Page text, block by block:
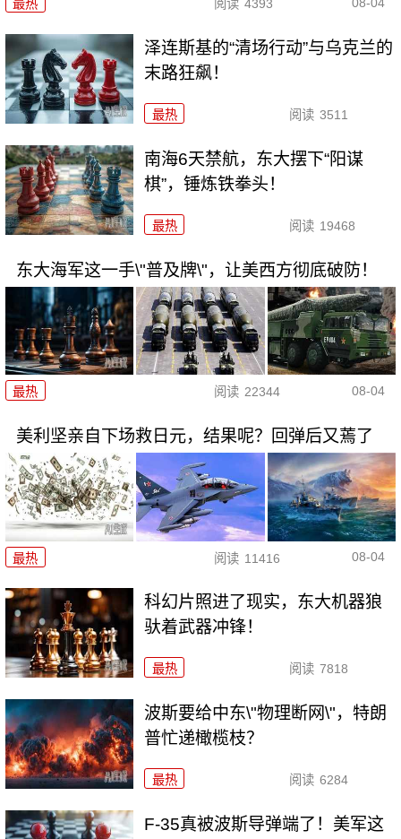
最热 阅读 4393
泽连斯基的“清场行动”与乌克兰的
末路狂飙！
最热 阅读 3511
南海6天禁航，东大摆下“阳谋
棋”，锤炼铁拳头！
最热 阅读 19468
东大海军这一手\"普及牌\"，让美西方彻底破防！
最热 阅读 22344 08-04
美利坚亲自下场救日元，结果呢？回弹后又蔫了
最热 阅读 11416 08-04
科幻片照进了现实，东大机器狼
驮着武器冲锋！
最热 阅读 7818
波斯要给中东\"物理断网\"，特朗
普忙递橄榄枝？
最热 阅读 6284
F-35真被波斯导弹端了！美军这